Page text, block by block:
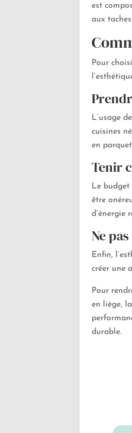
est
aux taches.
Pour
L’usage
cuisines
en
Tenir
Le budget
être
d’énergie
Ne
Enfin,
créer une
Pour
en liège,
durable.